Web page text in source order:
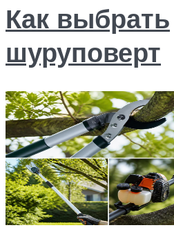
Как выбрать
шуруповерт